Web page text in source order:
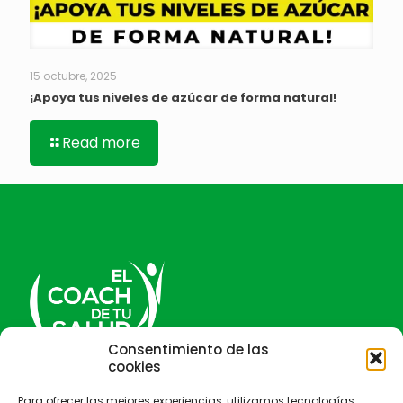
Consentimiento de las
cookies
15 octubre, 2025
¡Apoya tus niveles de azúcar de forma natural!
Read more